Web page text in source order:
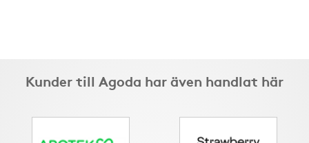
Kunder till Agoda har även handlat här